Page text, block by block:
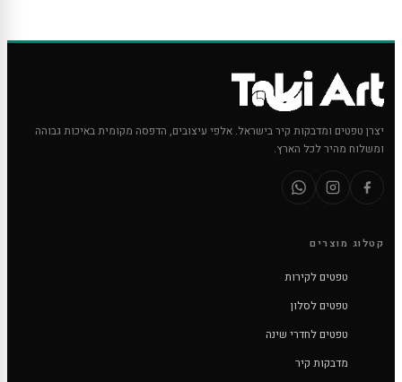
יצרן טפטים ומדבקות קיר בישראל. אלפי עיצובים, הדפסה מקומית באיכות גבוהה
ומשלוח מהיר לכל הארץ.
קטלוג מוצרים
טפטים לקירות
טפטים לסלון
טפטים לחדרי שינה
מדבקות קיר